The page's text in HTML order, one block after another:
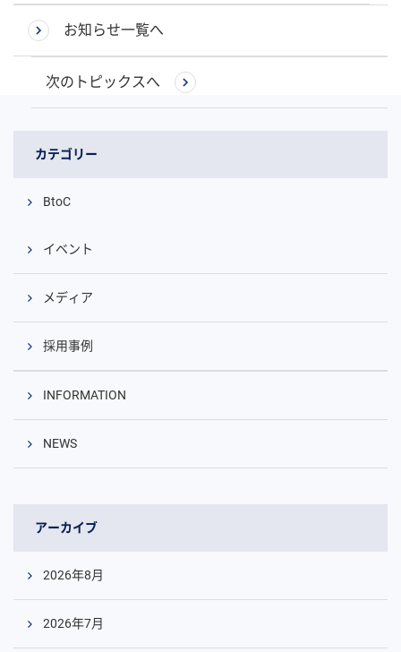
お知らせ一覧へ
次のトピックスへ
カテゴリー
BtoC
イベント
メディア
採用事例
INFORMATION
NEWS
アーカイブ
2026年8月
2026年7月